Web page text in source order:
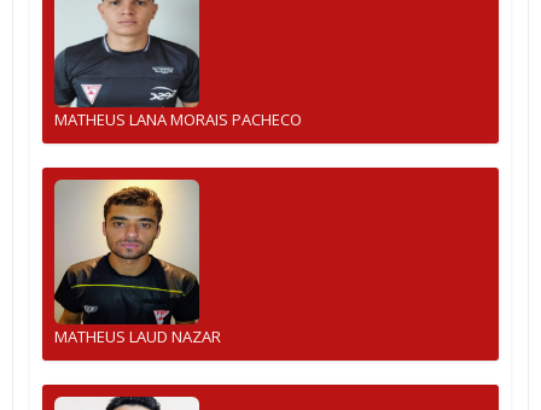
MATHEUS LANA MORAIS PACHECO
MATHEUS LAUD NAZAR